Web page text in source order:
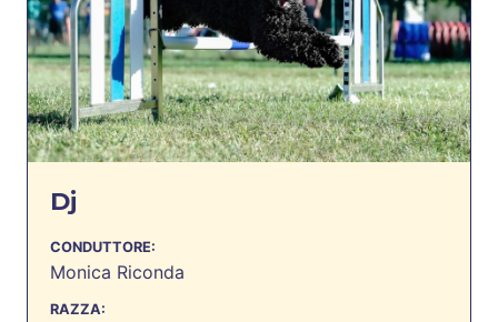
Dj
CONDUTTORE:
Monica Riconda
RAZZA: